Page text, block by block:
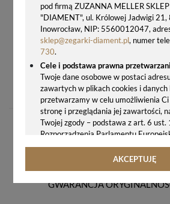
pod firmą ZUZANNA MELLER
"DIAMENT", ul. Królowej Jadwigi
Inowrocław, NIP: 5560012047,
sklep@zegarki-diament.pl, numer
730.
Cele i podstawa prawna
Twoje dane osobowe w postaci
zawartych w plikach cookies i
przetwarzamy w celu umożliwienia Ci
stronę i przeglądania jej zawartości,
Twojej zgody – podstawa z art. 6 ust.
Rozporządzenia Parlamentu
2016/679 z 27.04.2016 r. w sprawie
fizycznych w związku z
rozporządzenie o ochronie danych, tj.
AKCEPTUJĘ
149,00 zł
GWARANCJA